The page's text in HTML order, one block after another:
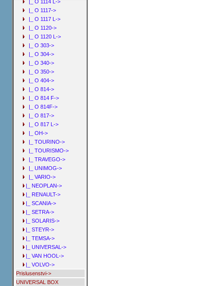
|_ O 1114 L->
|_ O 1117->
|_ O 1117 L->
|_ O 1120->
|_ O 1120 L->
|_ O 303->
|_ O 304->
|_ O 340->
|_ O 350->
|_ O 404->
|_ O 814->
|_ O 814 F->
|_ O 814F->
|_ O 817->
|_ O 817 L->
|_ OH->
|_ TOURINO->
|_ TOURISMO->
|_ TRAVEGO->
|_ UNIMOG->
|_ VARIO->
|_ NEOPLAN->
|_ RENAULT->
|_ SCANIA->
|_ SETRA->
|_ SOLARIS->
|_ STEYR->
|_ TEMSA->
|_ UNIVERSAL->
|_ VAN HOOL->
|_ VOLVO->
Prislusenstvi->
UNIVERSAL BOX